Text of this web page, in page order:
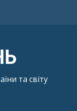
та світу